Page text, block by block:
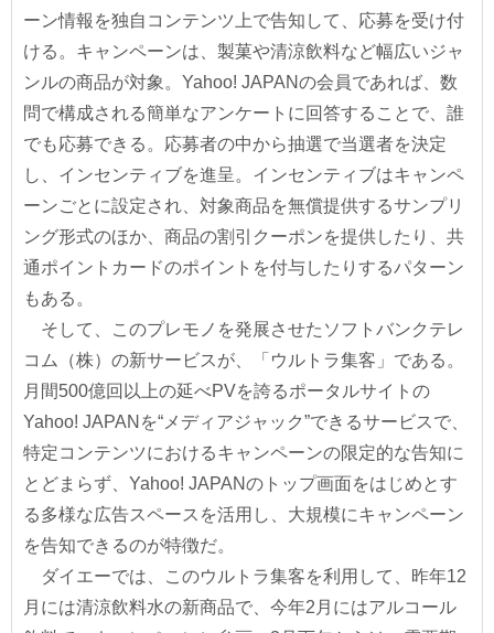
ーン情報を独自コンテンツ上で告知して、応募を受け付
ける。キャンペーンは、製菓や清涼飲料など幅広いジャ
ンルの商品が対象。Yahoo! JAPANの会員であれば、数
問で構成される簡単なアンケートに回答することで、誰
でも応募できる。応募者の中から抽選で当選者を決定
し、インセンティブを進呈。インセンティブはキャンペ
ーンごとに設定され、対象商品を無償提供するサンプリ
ング形式のほか、商品の割引クーポンを提供したり、共
通ポイントカードのポイントを付与したりするパターン
もある。
そして、このプレモノを発展させたソフトバンクテレ
コム（株）の新サービスが、「ウルトラ集客」である。
月間500億回以上の延べPVを誇るポータルサイトの
Yahoo! JAPANを“メディアジャック”できるサービスで、
特定コンテンツにおけるキャンペーンの限定的な告知に
とどまらず、Yahoo! JAPANのトップ画面をはじめとす
る多様な広告スペースを活用し、大規模にキャンペーン
を告知できるのが特徴だ。
ダイエーでは、このウルトラ集客を利用して、昨年12
月には清涼飲料水の新商品で、今年2月にはアルコール